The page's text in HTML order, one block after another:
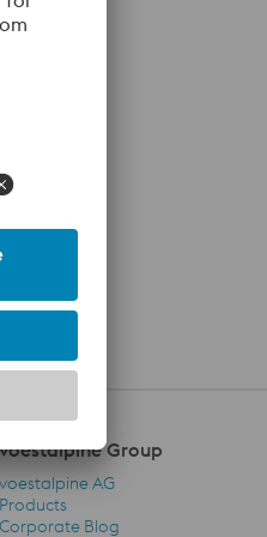
voestalpine Group
voestalpine AG
Products
Corporate Blog